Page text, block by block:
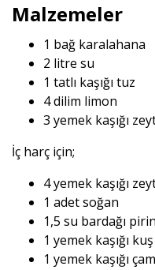
Malzemeler
1 bağ karalahana
2 litre su
1 tatlı kaşığı tuz
4 dilim limon
3 yemek kaşığı
İç harç için;
4 yemek kaşığı
1 adet soğan
1,5 su bardağı
1 yemek kaşığı
1 yemek kaşığı çam